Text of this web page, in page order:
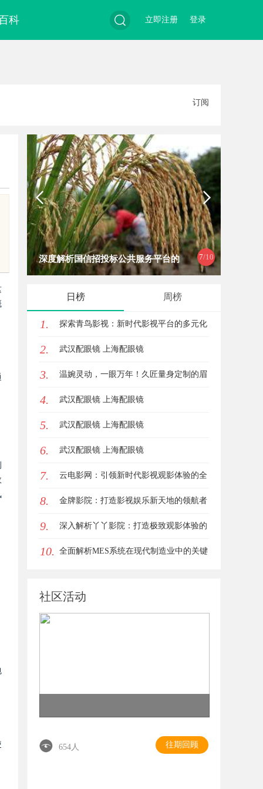
科
索
登录
立即注册
订阅
8/10
信招投标公共服务平台的 武汉配眼镜 上海配眼镜
日榜 周榜
1. 探索青鸟影视：新时代影视平台的多元化
发展与未来趋势
2. 武汉配眼镜 上海配眼镜
3. 温婉灵动，一眼万年！久匠量身定制的眉
眼唇，才是你整张脸的点睛之笔！淡颜系
女生的气质加分项
4. 武汉配眼镜 上海配眼镜
5. 武汉配眼镜 上海配眼镜
6. 武汉配眼镜 上海配眼镜
7. 云电影网：引领新时代影视观影体验的全
新平台解析
8. 金牌影院：打造影视娱乐新天地的领航者
9. 深入解析丫丫影院：打造极致观影体验的
在线平台
10. 全面解析MES系统在现代制造业中的关键
社区活动
654人 往期回顾